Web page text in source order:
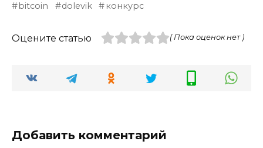
bitcoin dolevik конкурс
Оцените статью ( Пока оценок нет )
Добавить комментарий